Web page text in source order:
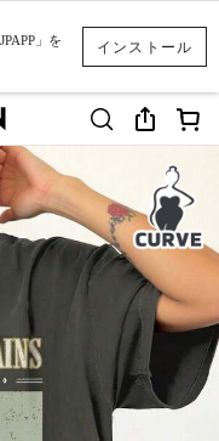
インストール
」を